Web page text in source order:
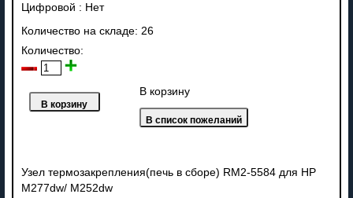
Цифровой : Нет
Количество на складе: 26
Количество:
В корзину
Узел термозакрепления(печь в сборе) RM2-5584 для HP
М277dw/ M252dw